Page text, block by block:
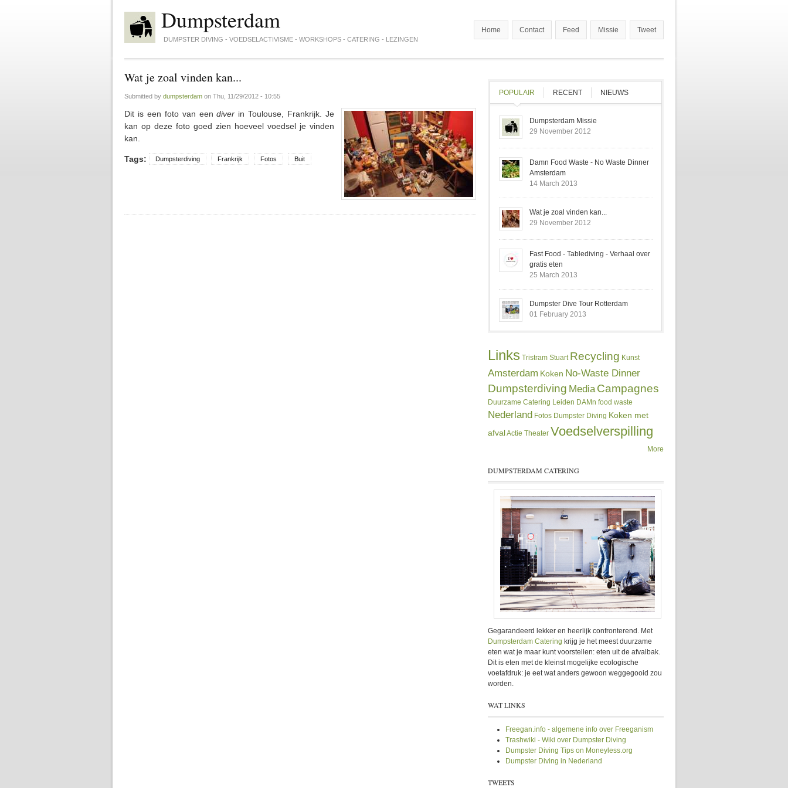
Dumpsterdam
DUMPSTER DIVING - VOEDSELACTIVISME - WORKSHOPS - CATERING - LEZINGEN
Home Contact Feed Missie Tweet
Wat je zoal vinden kan...
Submitted by dumpsterdam on Thu, 11/29/2012 - 10:55
Dit is een foto van eendiver in Toulouse, Frankrijk. Je
kan op deze foto goed zien hoeveel voedsel je vinden
kan.
Tags: Dumpsterdiving Frankrijk Fotos Buit
POPULAIR (ACTIVE TAB)
RECENT NIEUWS
Dumpsterdam Missie
29 November 2012
Damn Food Waste - No Waste Dinner
Amsterdam
14 March 2013
Wat je zoal vinden kan...
29 November 2012
Fast Food - Tablediving - Verhaal over
gratis eten
25 March 2013
Dumpster Dive Tour Rotterdam
01 February 2013
Links Tristram Stuart Recycling Kunst
Amsterdam Koken No-Waste Dinner
Dumpsterdiving Media Campagnes
Duurzame Catering Leiden DAMn food waste
Nederland Fotos Dumpster Diving Koken met
afvalActie Theater Voedselverspilling
More
DUMPSTERDAM CATERING
Gegarandeerd lekker en heerlijk confronterend. Met
Dumpsterdam Catering krijg je het meest duurzame
eten wat je maar kunt voorstellen: eten uit de afvalbak.
Dit is eten met de kleinst mogelijke ecologische
voetafdruk: je eet wat anders gewoon weggegooid zou
worden.
WAT LINKS
Freegan.info - algemene info over Freeganism
Trashwiki - Wiki over Dumpster Diving
Dumpster Diving Tips on Moneyless.org
Dumpster Diving in Nederland
TWEETS